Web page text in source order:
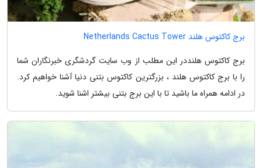
برج کاکتوس هلند Netherlands Cactus Tower
برج کاکتوس هلنددر این مطلب از وب سایت گردشگری خبرنگاران شما
را با برج کاکتوس هلند ، بزرگترین کاکتوس بتنی دنیا آشنا خواهیم کرد.
در ادامه همراه ما باشید تا با این برج بتنی بیشتر اشنا شوید.